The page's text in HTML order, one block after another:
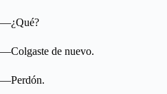
—¿Qué?
—Colgaste de nuevo.
—Perdón.